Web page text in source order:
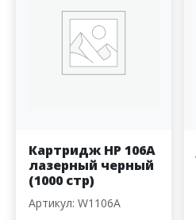
Картридж HP 106A
лазерный черный
(1000 стр)
Артикул: W1106A